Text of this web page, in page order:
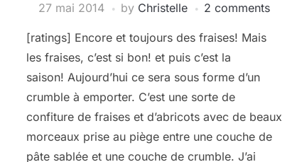
27 mai 2014 by Christelle 2 comments
[ratings] Encore et toujours des fraises! Mais
les fraises, c’est si bon! et puis c’est la
saison! Aujourd’hui ce sera sous forme d’un
crumble à emporter. C’est une sorte de
confiture de fraises et d’abricots avec de beaux
morceaux prise au piège entre une couche de
pâte sablée et une couche de crumble. J’ai